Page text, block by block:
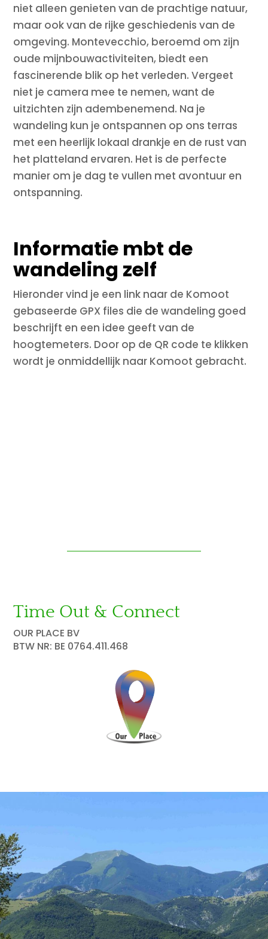
niet alleen genieten van de prachtige natuur,
maar ook van de rijke geschiedenis van de
omgeving. Montevecchio, beroemd om zijn
oude mijnbouwactiviteiten, biedt een
fascinerende blik op het verleden. Vergeet
niet je camera mee te nemen, want de
uitzichten zijn adembenemend. Na je
wandeling kun je ontspannen op ons terras
met een heerlijk lokaal drankje en de rust van
het platteland ervaren. Het is de perfecte
manier om je dag te vullen met avontuur en
ontspanning.
Informatie mbt de
wandeling zelf
Hieronder vind je een link naar de Komoot
gebaseerde GPX files die de wandeling goed
beschrijft en een idee geeft van de
hoogtemeters. Door op de QR code te klikken
wordt je onmiddellijk naar Komoot gebracht.
Time Out & Connect
OUR PLACE BV
BTW NR: BE 0764.411.468